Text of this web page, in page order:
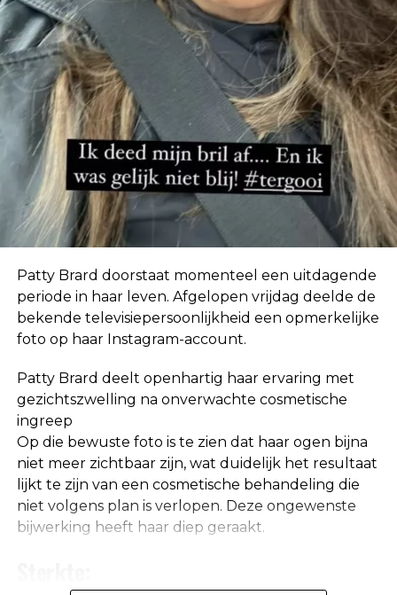
In eerste instantie geloofde ze de geruchten niet.
“Ik hoor zoveel dingen. Mensen horen ook dingen
over mij die helemaal niet waar zijn, dus ik neem
niet klakkeloos alles aan wat ik via via hoor.”
De relatie die ze met Jeroen had was niet hecht,
Patty Brard doorstaat momenteel een uitdagende
periode in haar leven. Afgelopen vrijdag deelde de
bekende televisiepersoonlijkheid een opmerkelijke
foto op haar Instagram-account.
Patty Brard deelt openhartig haar ervaring met
gezichtszwelling na onverwachte cosmetische
ingreep
Op die bewuste foto is te zien dat haar ogen bijna
niet meer zichtbaar zijn, wat duidelijk het resultaat
lijkt te zijn van een cosmetische behandeling die
niet volgens plan is verlopen. Deze ongewenste
bijwerking heeft haar diep geraakt.